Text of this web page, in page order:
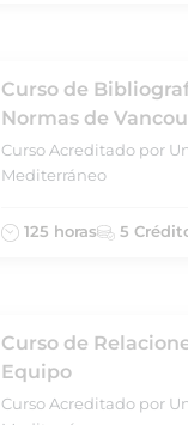
Curso de
Normas de
Curso Acreditado por
Mediterráneo
125 horas 5
Curso de
Equipo
Curso Acreditado por